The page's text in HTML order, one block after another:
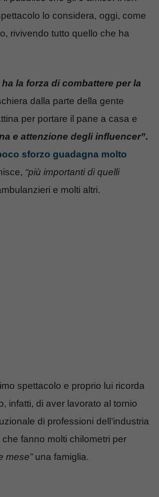
lo considera, oggi, come
rivivendo tutto quello che ha
ha la forza di combattere per la
dalla parte della gente
per portare il pane a casa e
e attenzione degli influencer”.
sforzo guadagna molto
“più importanti di quelli
e molti altri.
spettacolo e proprio lui ricorda
infatti, di aver lavorato al tornio
di professioni dell’industria
che fanno molti chilometri per
mese”una famiglia.